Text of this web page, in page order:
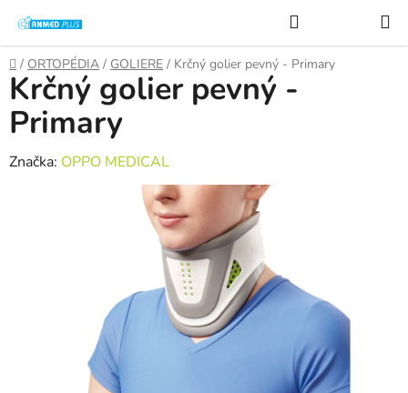
obsah
Domov
/ ORTOPÉDIA / GOLIERE / Krčný golier pevný - Primary
Krčný golier pevný -
Primary
Značka: OPPO MEDICAL